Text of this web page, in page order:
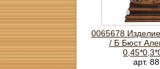
0065678
/ Б Бюст
арт. 88